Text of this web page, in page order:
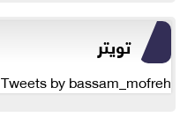
تويتر
Tweets by bassam_mofreh